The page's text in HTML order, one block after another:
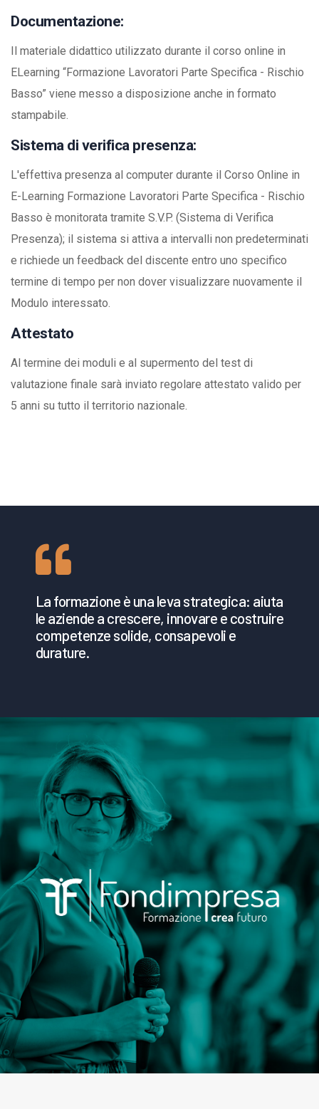
Documentazione:
Il materiale didattico utilizzato durante il corso online in
ELearning “Formazione Lavoratori Parte Specifica - Rischio
Basso” viene messo a disposizione anche in formato
stampabile.
Sistema di verifica presenza:
L'effettiva presenza al computer durante il Corso Online in
E-Learning Formazione Lavoratori Parte Specifica - Rischio
Basso è monitorata tramite S.V.P. (Sistema di Verifica
Presenza); il sistema si attiva a intervalli non predeterminati
e richiede un feedback del discente entro uno specifico
termine di tempo per non dover visualizzare nuovamente il
Modulo interessato.
Attestato
Al termine dei moduli e al supermento del test di
valutazione finale sarà inviato regolare attestato valido per
5 anni su tutto il territorio nazionale.
La formazione è una leva strategica: aiuta
le aziende a crescere, innovare e costruire
competenze solide, consapevoli e
durature.